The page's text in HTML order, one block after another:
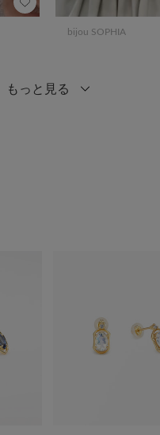
bijou SOPHIA
もっと見る